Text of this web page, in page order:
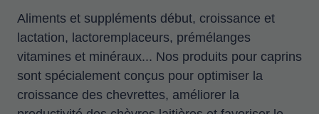
Aliments et suppléments début, croissance et
lactation, lactoremplaceurs, prémélanges
vitamines et minéraux... Nos produits pour caprins
sont spécialement conçus pour optimiser la
croissance des chevrettes, améliorer la